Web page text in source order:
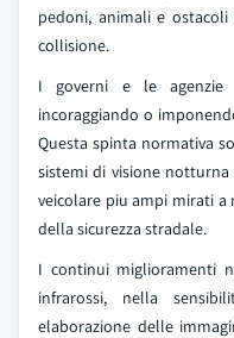
pedoni, animali e
collisione.
I governi e le agenzie
incoraggiando o
Questa spinta normativa
sistemi di visione
veicolare piu ampi mirati a
della sicurezza stradale.
I continui miglioramenti
infrarossi, nella
elaborazione delle